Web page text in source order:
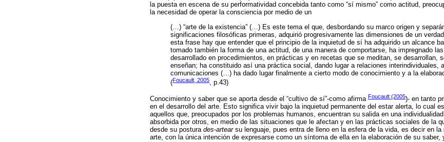
la puesta en escena de su performatividad concebida tanto como “sí mismo” como actitud,
la necesidad de operar la consciencia por medio de un
(…) “arte de la existencia” (…) Es este tema el que, desbordando su marco origen y
significaciones filosóficas primeras, adquirió progresivamente las dimensiones de un
esta frase hay que entender que el principio de la inquietud de sí ha adquirido un alcance
tomado también la forma de una actitud, de una manera de comportarse, ha impregnado
desarrollado en procedimientos, en prácticas y en recetas que se meditan, se desarrollan,
enseñan; ha constituido así una práctica social, dando lugar a relaciones interindividuales,
comunicaciones (…) ha dado lugar finalmente a cierto modo de conocimiento y a la
(Foucault, 2005, p.43)
Conocimiento y saber que se aporta desde el “cultivo de sí”-como afirma Foucault (2005)- en tanto
en el desarrollo del arte. Esto significa vivir bajo la inquietud permanente del estar alerta, lo cual
aquellos que, preocupados por los problemas humanos, encuentran su salida en una
absorbida por otros, en medio de las situaciones que le afectan y en las prácticas sociales de la
desde su postura des-artearsu lenguaje, pues entra de lleno en la esfera de la vida, es decir en la
arte, con la única intención de expresarse como un síntoma de ella en la elaboración de su saber,